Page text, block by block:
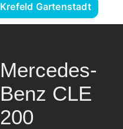
Krefeld Gartenstadt
Mercedes-
Benz CLE
200